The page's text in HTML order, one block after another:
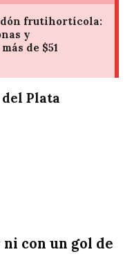
Plata
con un gol de